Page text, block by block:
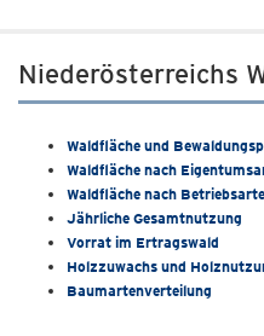
Niederösterreichs
Waldfläche und
Waldfläche nach
Waldfläche nach
Jährliche Gesamtnutzung
Vorrat im Ertragswald
Holzzuwachs und
Baumartenverteilung